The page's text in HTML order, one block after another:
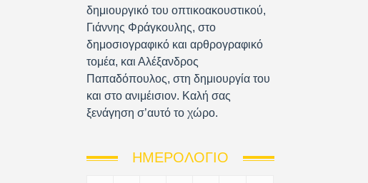
δημιουργικό του οπτικοακουστικού,
Γιάννης Φράγκουλης, στο
δημοσιογραφικό και αρθρογραφικό
τομέα, και Αλέξανδρος
Παπαδόπουλος, στη δημιουργία του
και στο ανιμέισιον. Καλή σας
ξενάγηση σ’αυτό το χώρο.
ΗΜΕΡΟΛΌΓΙΟ